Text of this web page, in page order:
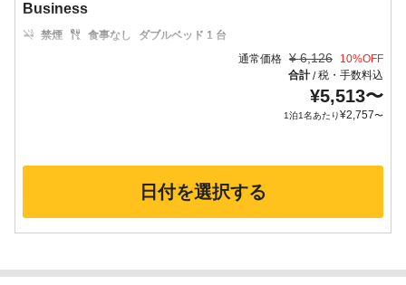
Business
禁煙 食事なし
ダブルベッド 1 台
通常価格 ¥ 6,126 10%OFF
合計/税・手数料込
¥5,513〜
1泊1名あたり¥2,757〜
日付を選択する